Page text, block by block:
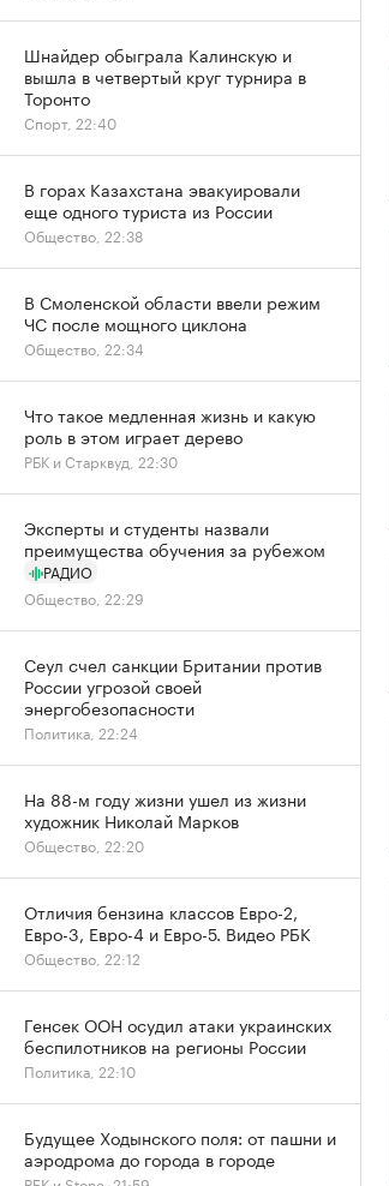
Шнайдер обыграла Калинскую и
вышла в четвертый круг турнира в
Торонто
Спорт, 22:40
В горах Казахстана эвакуировали
еще одного туриста из России
Общество, 22:38
В Смоленской области ввели режим
ЧС после мощного циклона
Общество, 22:34
Что такое медленная жизнь и какую
роль в этом играет дерево
РБК и Старквуд, 22:30
Эксперты и студенты назвали
преимущества обучения за рубежом
РАДИО
Общество, 22:29
Сеул счел санкции Британии против
России угрозой своей
энергобезопасности
Политика, 22:24
На 88-м году жизни ушел из жизни
художник Николай Марков
Общество, 22:20
Отличия бензина классов Евро-2,
Евро-3, Евро-4 и Евро-5. Видео РБК
Общество, 22:12
Генсек ООН осудил атаки украинских
беспилотников на регионы России
Политика, 22:10
Будущее Ходынского поля: от пашни и
аэродрома до города в городе